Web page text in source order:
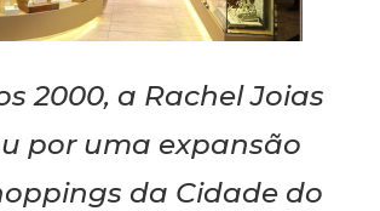
2000, a Rachel Joias
por uma expansão
da Cidade do